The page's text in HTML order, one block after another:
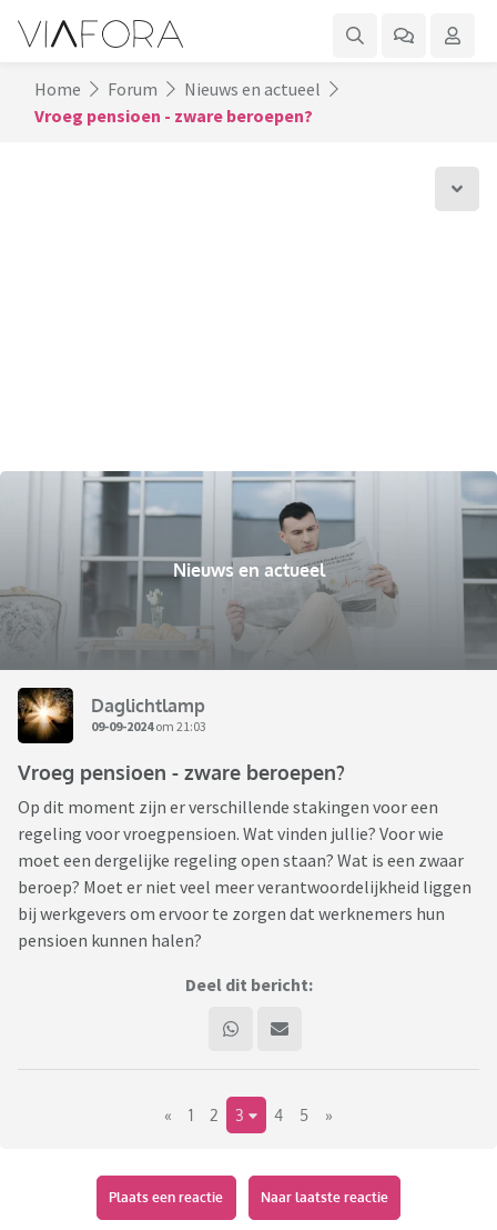
Home Forum
Nieuws en actueel
Vroeg pensioen - zware beroepen?
Nieuws en actueel
Daglichtlamp
09-09-2024om 21:03
Vroeg pensioen - zware beroepen?
Op dit moment zijn er verschillende stakingen voor een
regeling voor vroegpensioen. Wat vinden jullie? Voor wie
moet een dergelijke regeling open staan? Wat is een zwaar
beroep? Moet er niet veel meer verantwoordelijkheid liggen
bij werkgevers om ervoor te zorgen dat werknemers hun
pensioen kunnen halen?
Deel dit bericht:
« 1 2 3 4 5 »
Plaats een reactie Naar laatste reactie